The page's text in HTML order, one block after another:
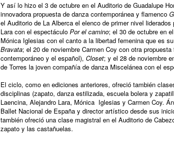
Y así lo hizo el 3 de octubre en el Auditorio de Guadalupe
innovadora propuesta de danza contemporánea y flamenco
el Auditorio de La Alberca el elenco de primer nivel liderados
Lara con el espectáculoPor el camino; el 30 de octubre en
Mónica Iglesias con el canto a la libertad femenina que es
Bravata; el 20 de noviembre Carmen Coy con otra
contemporáneo y el español), Closet; y el 28 de noviembre
de Torres la joven compañía de danza Miscelánea con el
El ciclo, como en ediciones anteriores, ofreció también
disciplinas (zapato, danza estilizada, escuela bolera y
Laencina, Alejandro Lara, Mónica Iglesias y Carmen Coy.
Ballet Nacional de España y director artístico desde sus
también ofreció una clase magistral en el Auditorio de
zapato y las castañuelas.